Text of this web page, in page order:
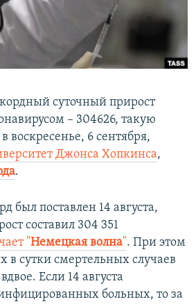
суточный прирост
– 304626, такую
воскресенье, 6 сентября,
Джонса Хопкинса,
.​
был поставлен 14 августа,
составил 304 351
"Немецкая волна". При этом
в сутки смертельных случаев
Если 14 августа
больных, то за